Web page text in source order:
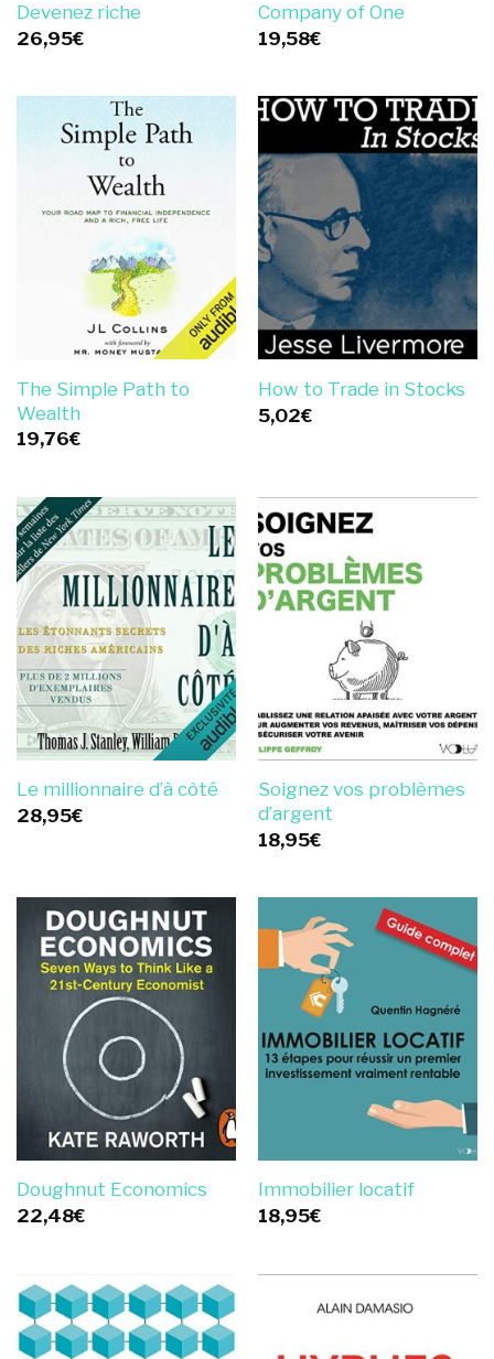
Devenez riche
26,95€
Company of One
19,58€
The Simple Path to
Wealth
19,76€
How to Trade in Stocks
5,02€
Le millionnaire d’à côté
28,95€
Soignez vos problèmes
d’argent
18,95€
Doughnut Economics
22,48€
Immobilier locatif
18,95€